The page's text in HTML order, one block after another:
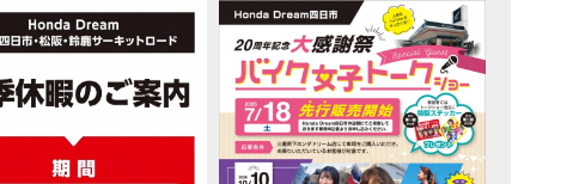
MOVIE 【福井1泊ツーリング】バイク女子、仲悪いって本当？
MOVIE 大型ツアラー！Gold Wing Tour 50th ANNIVWRSARYは女性ライ
MOVIE 【Monkey125】初めてモンキー！意外な◯◯へ行って来た【
NEW BIKE 大型ツアラー「Gold Wing Tour」と特別仕様の 「Gold
MOVIE 【三重県】女性ライダーツーリングを満喫しました｜
MOVIE 【女子ツーの実態】恥ずかしいけど、暴露しました。